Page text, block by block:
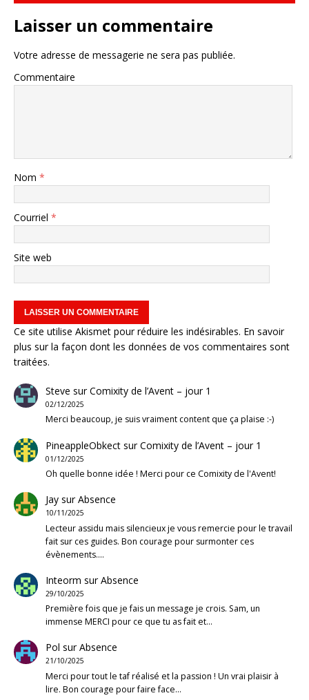
Laisser un commentaire
Votre adresse de messagerie ne sera pas publiée.
Commentaire
Nom *
Courriel *
Site web
Ce site utilise Akismet pour réduire les indésirables. En savoir
plus sur la façon dont les données de vos commentaires sont
traitées.
Steve surComixity de l’Avent – jour 1
02/12/2025
Merci beaucoup, je suis vraiment content que ça plaise :-)
PineappleObkectsurComixity de l’Avent – jour 1
01/12/2025
Oh quelle bonne idée ! Merci pour ce Comixity de l'Avent!
JaysurAbsence
10/11/2025
Lecteur assidu mais silencieux je vous remercie pour le travail
fait sur ces guides. Bon courage pour surmonter ces
évènements.…
Inteorm surAbsence
29/10/2025
Première fois que je fais un message je crois. Sam, un
immense MERCI pour ce que tu as fait et…
Pol surAbsence
21/10/2025
Merci pour tout le taf réalisé et la passion ! Un vrai plaisir à
lire. Bon courage pour faire face…